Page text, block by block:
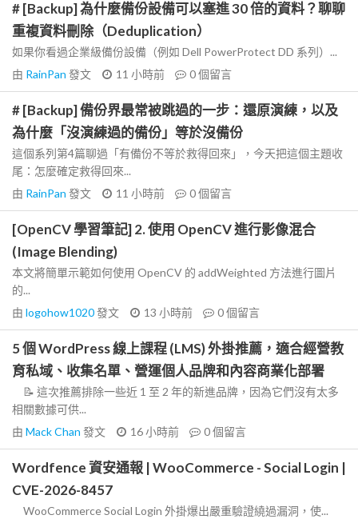
# [Backup] 為什麼備份設備可以塞進 30 倍的資料？聊聊
重複資料刪除（Deduplication）
如果你看過企業級備份設備（例如 Dell PowerProtect DD 系列）...
由 RainPan 發文 11 小時前 0個留言
# [Backup] 備份界最常被跳過的一步：還原演練，以及
為什麼「沒演練過的備份」等於沒備份
這個系列第4篇聊過「有備份不等於救得回來」，今天把這個主題收
尾：怎麼確定救得回來...
由 RainPan 發文 11 小時前 0個留言
[OpenCV 學習筆記] 2. 使用 OpenCV 進行影像混合
(Image Blending)
本文將簡單示範如何使用 OpenCV 的 addWeighted 方法進行圖片
的...
由 logohow1020發文 13 小時前 0個留言
5 個 WordPress 線上課程 (LMS) 外掛推薦，適合經營教
育私域、收集名單、營運個人品牌和內容商業化部署
📝 這次推薦排除一些近 1 至 2 年的新進品牌，因為它們沒有太多
相關數據可供...
由 Mack Chan 發文 16 小時前 0個留言
Wordfence 資安通報 | WooCommerce - Social Login |
CVE-2026-8457
WooCommerce Social Login 外掛爆出嚴重驗證繞過漏洞，使...